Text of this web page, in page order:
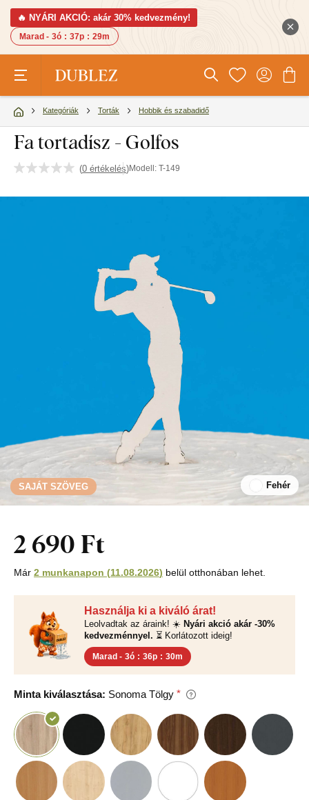
🔥 NYÁRI AKCIÓ: akár 30% kedvezmény!
Marad - 3ó : 37p : 29m
Kategóriák Torták Hobbik és szabadidő
Fa tortadísz - Golfos
(0 értékelés)Modell: T-149
SAJÁT SZÖVEG Fehér
Használja ki a kiváló árat!
Leolvadtak az áraink! ☀️ Nyári akció akár -30%
kedvezménnyel. ⏳ Korlátozott ideig!
Marad - 3ó : 36p : 29m
Minta kiválasztása: Sonoma Tölgy
2 690 Ft
Már 2 munkanapon (11.08.2026) belül otthonában lehet.